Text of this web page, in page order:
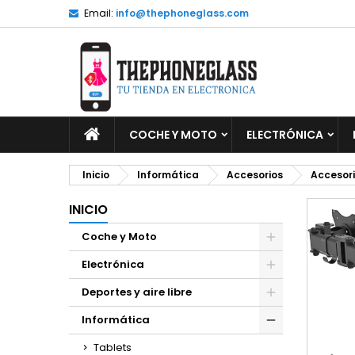
Email: info@thephoneglass.com
INICIOCOCHE Y MOTO ELECTRÓNICA
Inicio Informática Accesorios
INICIO
Coche y Moto
Electrónica
Deportes y aire libre
Informática
Tablets